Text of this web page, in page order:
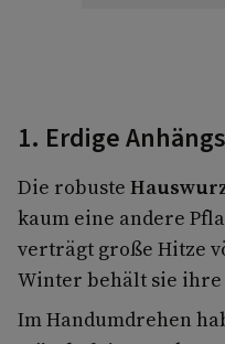
1. Erdige
Die robuste
kaum eine andere
verträgt große Hitze
Winter behält sie ihre
Im Handumdrehen